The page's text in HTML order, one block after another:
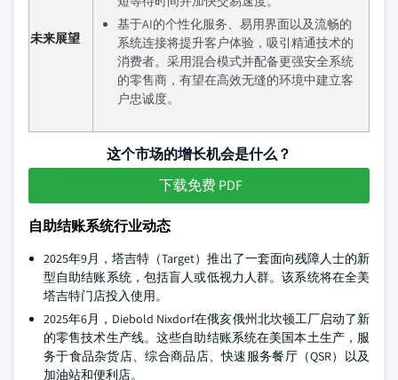
未来展望
基于AI的个性化服务、易用界面以及流畅的
系统连接将提升客户体验，吸引精通技术的
消费者。采用混合模式并配备更强安全系统
的零售商，有望在高效无缝的环境中建立客
户忠诚度。
这个市场的增长机会是什么？
下载免费 PDF
自助结账系统行业动态
2025年9月，塔吉特（Target）推出了一套面向残障人士的新
型自助结账系统，包括盲人或低视力人群。该系统将在全美
塔吉特门店投入使用。
2025年6月，Diebold Nixdorf在俄亥俄州北坎顿工厂启动了新
的零售技术生产线。这些自助结账系统在美国本土生产，服
务于食品杂货店、综合商品店、快速服务餐厅（QSR）以及
加油站和便利店。